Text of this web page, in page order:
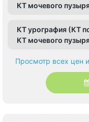
КТ мочевого
КТ урография (КТ
КТ мочевого
Просмотр всех цен